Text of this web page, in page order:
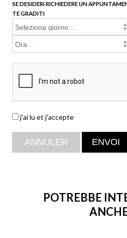
SE DESIDERI RICHIEDERE UN
TE GRADITI
j'ai lu et j'accepte
POTREBBE